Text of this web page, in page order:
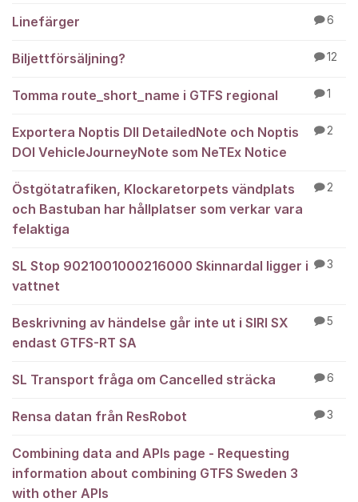
Linefärger 6
Biljettförsäljning? 12
Tomma route_short_name i GTFS regional 1
Exportera Noptis DII DetailedNote och Noptis
DOI VehicleJourneyNote som NeTEx Notice
2
Östgötatrafiken, Klockaretorpets vändplats
och Bastuban har hållplatser som verkar vara
felaktiga
2
SL Stop 9021001000216000 Skinnardal ligger i
vattnet
3
Beskrivning av händelse går inte ut i SIRI SX
endast GTFS-RT SA
5
SL Transport fråga om Cancelled sträcka 6
Rensa datan från ResRobot 3
Combining data and APIs page - Requesting
information about combining GTFS Sweden 3
with other APIs